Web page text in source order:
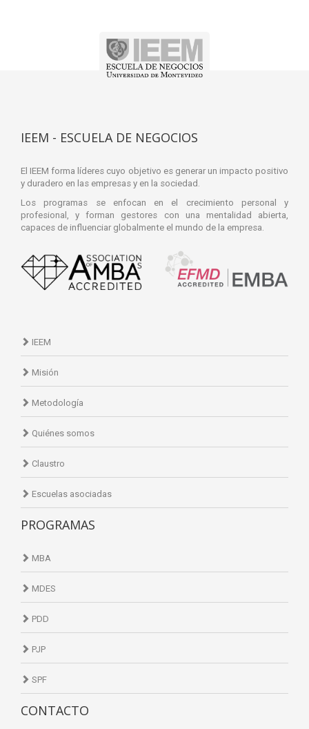
IEEM - ESCUELA DE NEGOCIOS
El IEEM forma líderes cuyo objetivo es generar un impacto positivo
y duradero en las empresas y en la sociedad.
Los programas se enfocan en el crecimiento personal y
profesional, y forman gestores con una mentalidad abierta,
capaces de influenciar globalmente el mundo de la empresa.
IEEM
Misión
Metodología
Quiénes somos
Claustro
Escuelas asociadas
PROGRAMAS
MBA
MDES
PDD
PJP
SPF
CONTACTO